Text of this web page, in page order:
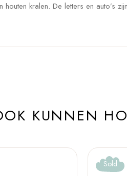
houten kralen. De letters en auto’s
KUNNEN
Sold